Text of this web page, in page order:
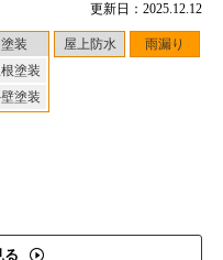
更新日：2025.12.12
塗装
塗装
塗装
屋上防水 雨漏り
る